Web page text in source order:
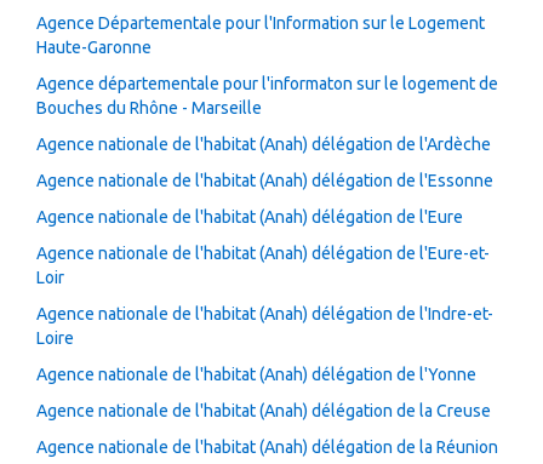
Agence Départementale pour l'Information sur le Logement
Haute-Garonne
Agence départementale pour l'informaton sur le logement de
Bouches du Rhône - Marseille
Agence nationale de l'habitat (Anah) délégation de l'Ardèche
Agence nationale de l'habitat (Anah) délégation de l'Essonne
Agence nationale de l'habitat (Anah) délégation de l'Eure
Agence nationale de l'habitat (Anah) délégation de l'Eure-et-
Loir
Agence nationale de l'habitat (Anah) délégation de l'Indre-et-
Loire
Agence nationale de l'habitat (Anah) délégation de l'Yonne
Agence nationale de l'habitat (Anah) délégation de la Creuse
Agence nationale de l'habitat (Anah) délégation de la Réunion